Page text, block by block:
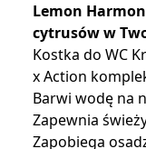
Lemon
cytrusów w
Kostka do WC
x Action
Barwi wodę na
Zapewnia
Zapobiega